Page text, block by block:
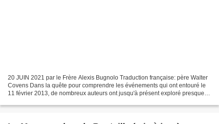
20 JUIN 2021 par le Frère Alexis Bugnolo Traduction française: père Walter
Covens Dans la quête pour comprendre les événements qui ont entouré le
11 février 2013, de nombreux auteurs ont jusqu'à présent exploré presque